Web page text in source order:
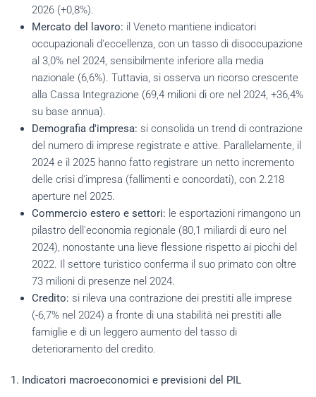
2026 (+0,8%).
Mercato del lavoro: il Veneto mantiene indicatori
occupazionali d'eccellenza, con un tasso di disoccupazione
al 3,0% nel 2024, sensibilmente inferiore alla media
nazionale (6,6%). Tuttavia, si osserva un ricorso crescente
alla Cassa Integrazione (69,4 milioni di ore nel 2024, +36,4%
su base annua).
Demografia d'impresa: si consolida un trend di contrazione
del numero di imprese registrate e attive. Parallelamente, il
2024 e il 2025 hanno fatto registrare un netto incremento
delle crisi d'impresa (fallimenti e concordati), con 2.218
aperture nel 2025.
Commercio estero e settori: le esportazioni rimangono un
pilastro dell'economia regionale (80,1 miliardi di euro nel
2024), nonostante una lieve flessione rispetto ai picchi del
2022. Il settore turistico conferma il suo primato con oltre
73 milioni di presenze nel 2024.
Credito: si rileva una contrazione dei prestiti alle imprese
(-6,7% nel 2024) a fronte di una stabilità nei prestiti alle
famiglie e di un leggero aumento del tasso di
deterioramento del credito.
1. Indicatori macroeconomici e previsioni del PIL